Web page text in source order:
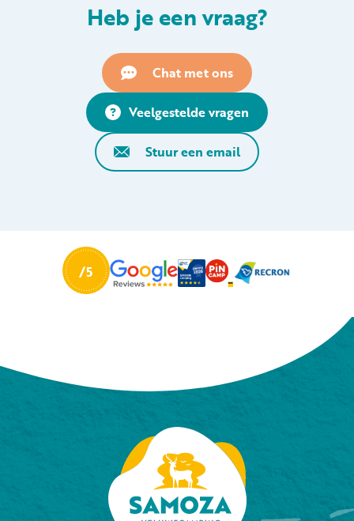
Heb je een vraag?
Chat met ons
Veelgestelde vragen
Stuur een email